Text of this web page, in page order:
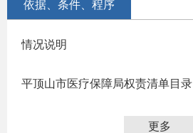
依据、条件、程序
情况说明
平顶山市医疗保障局权责清单目录
更多